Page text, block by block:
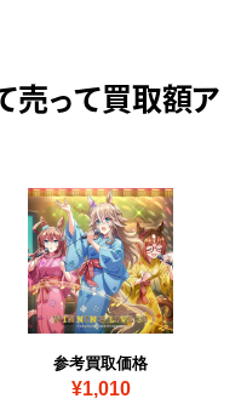
売って買取額ア
参考買取価格
¥1,010